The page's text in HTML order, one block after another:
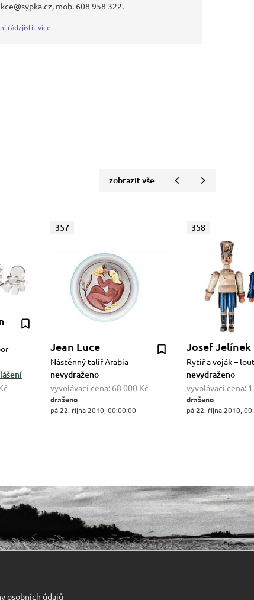
mob. 608 958 322.
řádzjistit více
zobrazit vše
357
Jean Luce
Nástěnný talíř Arabia
nevydraženo
vyvolávací cena: 68 000 Kč
draženo
pá 22. října 2010, 00:00:00
358
Josef Jelínek
Rytíř a voják –
nevydraženo
vyvolávací cena:
draženo
pá 22. října 2010,
osobních údajů